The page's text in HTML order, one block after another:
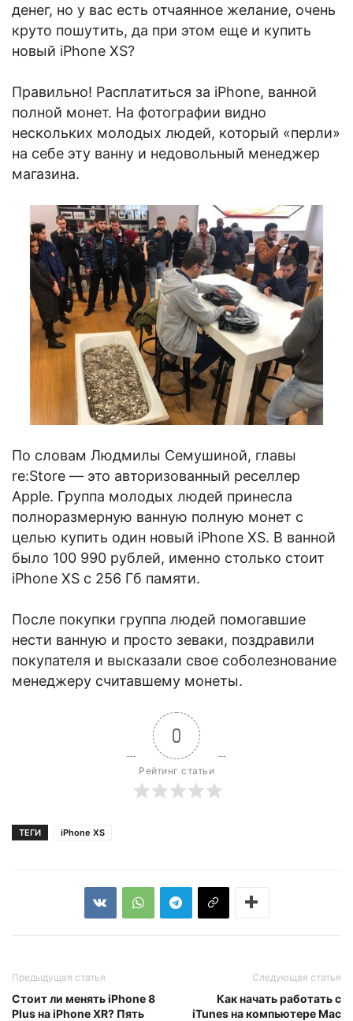
денег, но у вас есть отчаянное желание, очень
круто пошутить, да при этом еще и купить
новый iPhone XS?
Правильно! Расплатиться за iPhone, ванной
полной монет. На фотографии видно
нескольких молодых людей, который «перли»
на себе эту ванну и недовольный менеджер
магазина.
По словам Людмилы Семушиной, главы
re:Store — это авторизованный реселлер
Apple. Группа молодых людей принесла
полноразмерную ванную полную монет с
целью купить один новый iPhone XS. В ванной
было 100 990 рублей, именно столько стоит
iPhone XS с 256 Гб памяти.
После покупки группа людей помогавшие
нести ванную и просто зеваки, поздравили
покупателя и высказали свое соболезнование
менеджеру считавшему монеты.
0
Рейтинг статьи
ТЕГИ iPhone XS
Предыдущая статья
Стоит ли менять iPhone 8
Plus на iPhone XR? Пять
Следующая статья
Как начать работать с
iTunes на компьютере Mac